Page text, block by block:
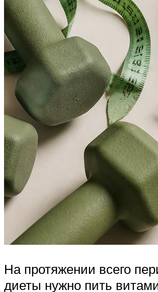
На протяжении всего
диеты нужно пить